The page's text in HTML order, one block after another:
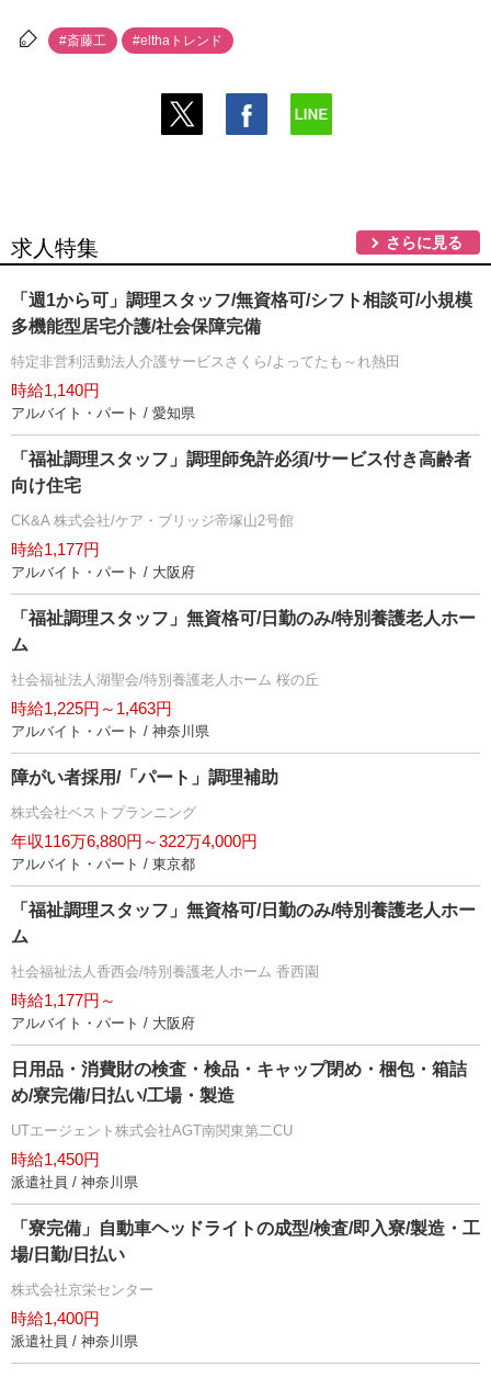
#斎藤工 #elthaトレンド
求人特集 さらに見る
「週1から可」調理スタッフ/無資格可/シフト相談可/小規模
多機能型居宅介護/社会保障完備
特定非営利活動法人介護サービスさくら/よってたも～れ熱田
時給1,140円
アルバイト・パート / 愛知県
「福祉調理スタッフ」調理師免許必須/サービス付き高齢者
向け住宅
CK&A 株式会社/ケア・ブリッジ帝塚山2号館
時給1,177円
アルバイト・パート / 大阪府
「福祉調理スタッフ」無資格可/日勤のみ/特別養護老人ホー
ム
社会福祉法人湖聖会/特別養護老人ホーム 桜の丘
時給1,225円～1,463円
アルバイト・パート / 神奈川県
障がい者採用/「パート」調理補助
株式会社ベストプランニング
年収116万6,880円～322万4,000円
アルバイト・パート / 東京都
「福祉調理スタッフ」無資格可/日勤のみ/特別養護老人ホー
ム
社会福祉法人香西会/特別養護老人ホーム 香西園
時給1,177円～
アルバイト・パート / 大阪府
日用品・消費財の検査・検品・キャップ閉め・梱包・箱詰
め/寮完備/日払い/工場・製造
UTエージェント株式会社AGT南関東第二CU
時給1,450円
派遣社員 / 神奈川県
「寮完備」自動車ヘッドライトの成型/検査/即入寮/製造・工
場/日勤/日払い
株式会社京栄センター
時給1,400円
派遣社員 / 神奈川県